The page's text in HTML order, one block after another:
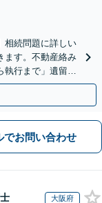
相続問題に詳しい
ます。不動産絡み
執行まで」遺留分
可】
でお問い合わせ
大阪府